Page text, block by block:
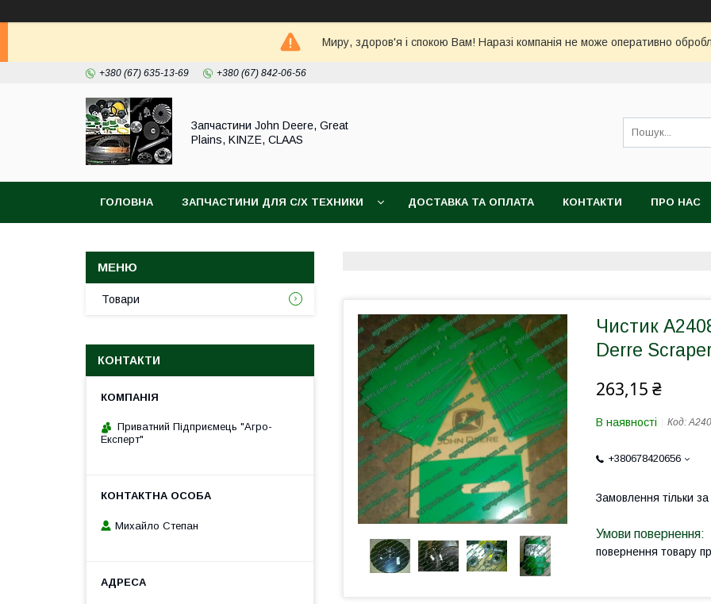
Миру, здоров'я і спокою Вам! Наразі компанія не може оперативно
+380 (67) 635-13-69 +380 (67) 842-06-56
Запчастини John Deere, Great
Plains, KINZE, CLAAS
ГОЛОВНА ЗАПЧАСТИНИ ДЛЯ С/Х ТЕХНИКИ ДОСТАВКА ТА ОПЛАТА КОНТАКТИ ПРО НАС
Чистик
Derre
263,15 ₴
В наявності Код:
+380678420656
Замовлення тільки
повернення товару
Товари
КОНТАКТИ
Приватний Підприємець "Агро-
Експерт"
Михайло Степан